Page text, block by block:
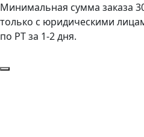
Минимальная сумма заказа
только с юридическими
по РТ за 1-2 дня.